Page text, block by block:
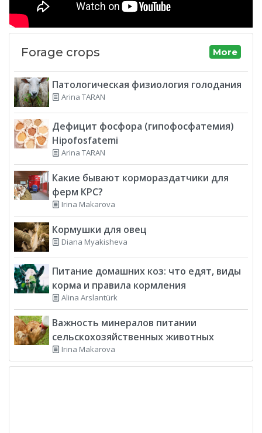
Forage crops More
Патологическая физиология голодания
Arina TARAN
Дефицит фосфора (гипофосфатемия)
Hipofosfatemi
Arina TARAN
Какие бывают кормораздатчики для
ферм КРС?
Irina Makarova
Кормушки для овец
Diana Myakisheva
Питание домашних коз: что едят, виды
корма и правила кормления
Alina Arslantürk
Важность минералов питании
сельскохозяйственных животных
Irina Makarova